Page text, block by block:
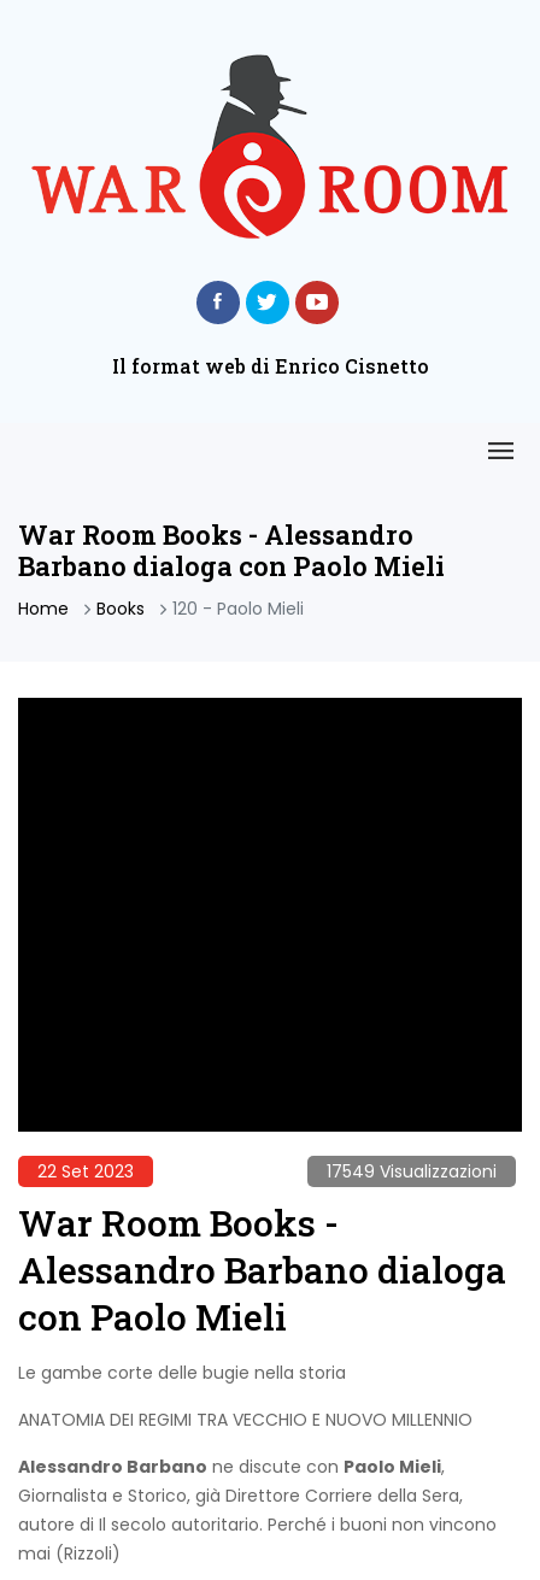
Il format web di Enrico Cisnetto
War Room Books - Alessandro
Barbano dialoga con Paolo Mieli
Home Books 120 - Paolo Mieli
22 Set 2023 17549 Visualizzazioni
War Room Books -
Alessandro Barbano dialoga
con Paolo Mieli
Le gambe corte delle bugie nella storia
ANATOMIA DEI REGIMI TRA VECCHIO E NUOVO MILLENNIO
Alessandro Barbano ne discute con Paolo Mieli,
Giornalista e Storico, già Direttore Corriere della Sera,
autore di Il secolo autoritario. Perché i buoni non vincono
mai (Rizzoli)